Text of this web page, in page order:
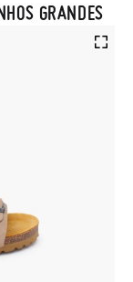
GRANDES